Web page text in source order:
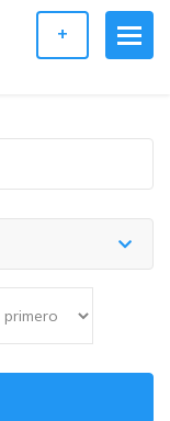
+